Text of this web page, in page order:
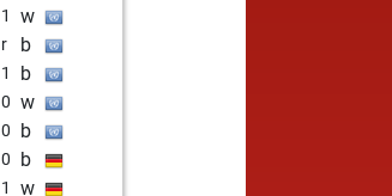
1 w
r b
1 b
0 w
0 b
0 b
1 w